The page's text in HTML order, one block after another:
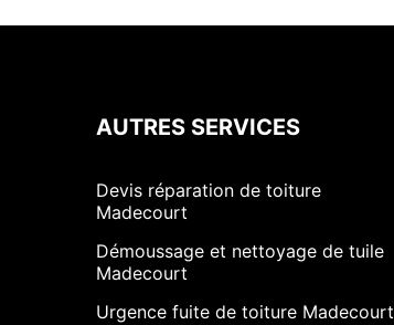
AUTRES SERVICES
Devis réparation de toiture
Madecourt
Démoussage et nettoyage de tuile
Madecourt
Urgence fuite de toiture Madecourt